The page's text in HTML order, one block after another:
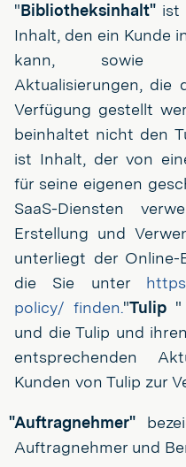
"Bibliotheksinhalt" ist
Inhalt, den ein Kunde
kann, sowie
Aktualisierungen, die
Verfügung gestellt
beinhaltet nicht den
ist Inhalt, der von
für seine eigenen
SaaS-Diensten
Erstellung und
unterliegt der Online-
die Sie unter
policy/ finden."Tulip "
und die Tulip und
entsprechenden
Kunden von Tulip zur
"Auftragnehmer"
Auftragnehmer und